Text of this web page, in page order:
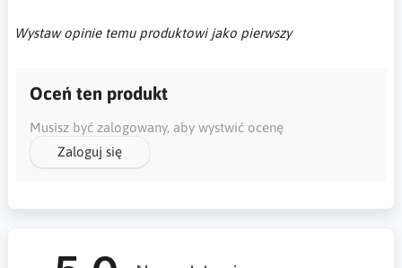
Wystaw opinie temu produktowi jako pierwszy
Oceń ten produkt
Musisz być zalogowany, aby wystwić ocenę
Zaloguj się